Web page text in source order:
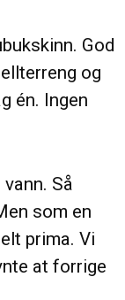
God
og
én. Ingen
Så
som en
prima. Vi
at forrige